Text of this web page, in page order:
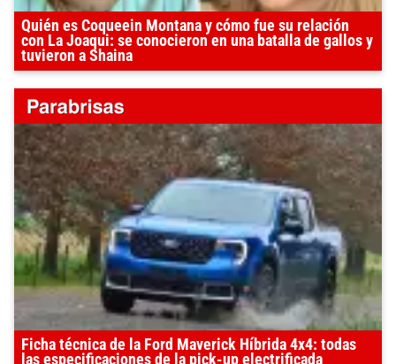
Quién es Coqueein Montana y cómo fue su relación
con La Joaqui: se conocieron en una batalla de gallos y
tuvieron a Shaina
Ficha técnica de la Ford Maverick Híbrida 4x4: todas
las especificaciones de la pick-up electrificada